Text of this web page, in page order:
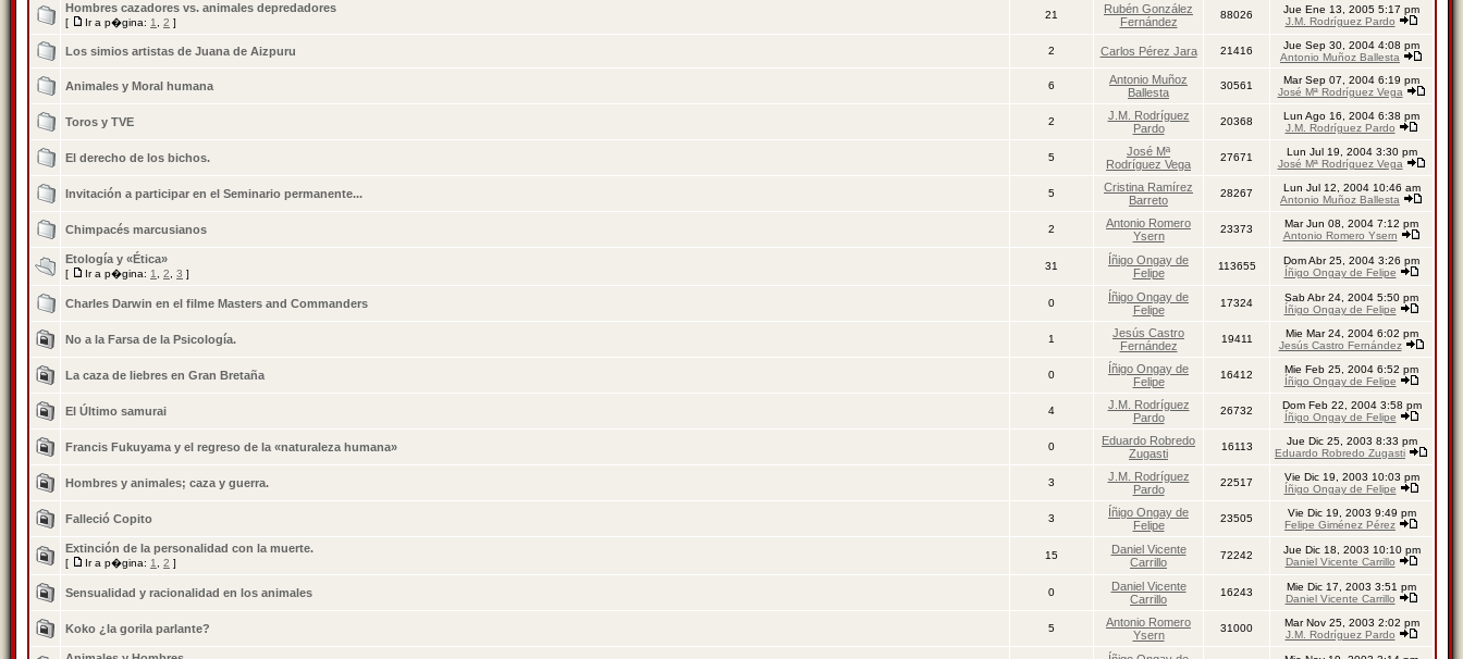
Hombres cazadores vs. animales depredadores
[ Ir a p�gina: 1 2 ]
21
Rubén González
Fernández
88026
Jue Ene 13, 2005 5:17 pm
J.M. Rodríguez Pardo
Los simios artistas de Juana de Aizpuru 2 Carlos Pérez Jara 21416
Jue Sep 30, 2004 4:08 pm
Antonio Muñoz Ballesta
Animales y Moral humana 6
Antonio Muñoz
Ballesta
30561
Mar Sep 07, 2004 6:19 pm
José Mª Rodríguez Vega
Toros y TVE 2
J.M. Rodríguez
Pardo
20368
Lun Ago 16, 2004 6:38 pm
J.M. Rodríguez Pardo
El derecho de los bichos. 5
José Mª
Rodríguez Vega
27671
Lun Jul 19, 2004 3:30 pm
José Mª Rodríguez Vega
Invitación a participar en el Seminario permanente... 5
Cristina Ramírez
Barreto
28267
Lun Jul 12, 2004 10:46 am
Antonio Muñoz Ballesta
Chimpacés marcusianos 2
Antonio Romero
Ysern
23373
Mar Jun 08, 2004 7:12 pm
Antonio Romero Ysern
Etologí­a y «Ética»
[ Ir a p�gina: 1 2 3 ]
31
Íñigo Ongay de
Felipe
113655
Dom Abr 25, 2004 3:26 pm
Íñigo Ongay de Felipe
Charles Darwin en el filme Masters and Commanders 0
Íñigo Ongay de
Felipe
17324
Sab Abr 24, 2004 5:50 pm
Íñigo Ongay de Felipe
No a la Farsa de la Psicologí­a. 1
Jesús Castro
Fernández
19411
Mie Mar 24, 2004 6:02 pm
Jesús Castro Fernández
La caza de liebres en Gran Bretaña 0
Íñigo Ongay de
Felipe
16412
Mie Feb 25, 2004 6:52 pm
Íñigo Ongay de Felipe
El Último samurai 4
J.M. Rodríguez
Pardo
26732
Dom Feb 22, 2004 3:58 pm
Íñigo Ongay de Felipe
Francis Fukuyama y el regreso de la «naturaleza humana» 0
Eduardo Robredo
Zugasti
16113
Jue Dic 25, 2003 8:33 pm
Eduardo Robredo Zugasti
Hombres y animales; caza y guerra. 3
J.M. Rodríguez
Pardo
22517
Vie Dic 19, 2003 10:03 pm
Íñigo Ongay de Felipe
Falleció Copito 3
Íñigo Ongay de
Felipe
23505
Vie Dic 19, 2003 9:49 pm
Felipe Giménez Pérez
Extinción de la personalidad con la muerte.
[ Ir a p�gina: 1 2 ]
15
Daniel Vicente
Carrillo
72242
Jue Dic 18, 2003 10:10 pm
Daniel Vicente Carrillo
Sensualidad y racionalidad en los animales 0
Daniel Vicente
Carrillo
16243
Mie Dic 17, 2003 3:51 pm
Daniel Vicente Carrillo
Koko ¿la gorila parlante? 5
Antonio Romero
Ysern
31000
Mar Nov 25, 2003 2:02 pm
J.M. Rodríguez Pardo